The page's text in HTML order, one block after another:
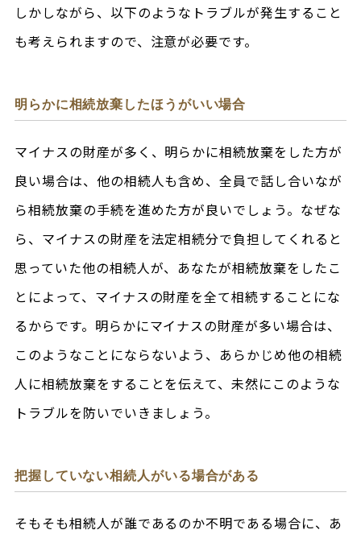
しかしながら、以下のようなトラブルが発生すること
も考えられますので、注意が必要です。
明らかに相続放棄したほうがいい場合
マイナスの財産が多く、明らかに相続放棄をした方が
良い場合は、他の相続人も含め、全員で話し合いなが
ら相続放棄の手続を進めた方が良いでしょう。なぜな
ら、マイナスの財産を法定相続分で負担してくれると
思っていた他の相続人が、あなたが相続放棄をしたこ
とによって、マイナスの財産を全て相続することにな
るからです。明らかにマイナスの財産が多い場合は、
このようなことにならないよう、あらかじめ他の相続
人に相続放棄をすることを伝えて、未然にこのような
トラブルを防いでいきましょう。
把握していない相続人がいる場合がある
そもそも相続人が誰であるのか不明である場合に、あ